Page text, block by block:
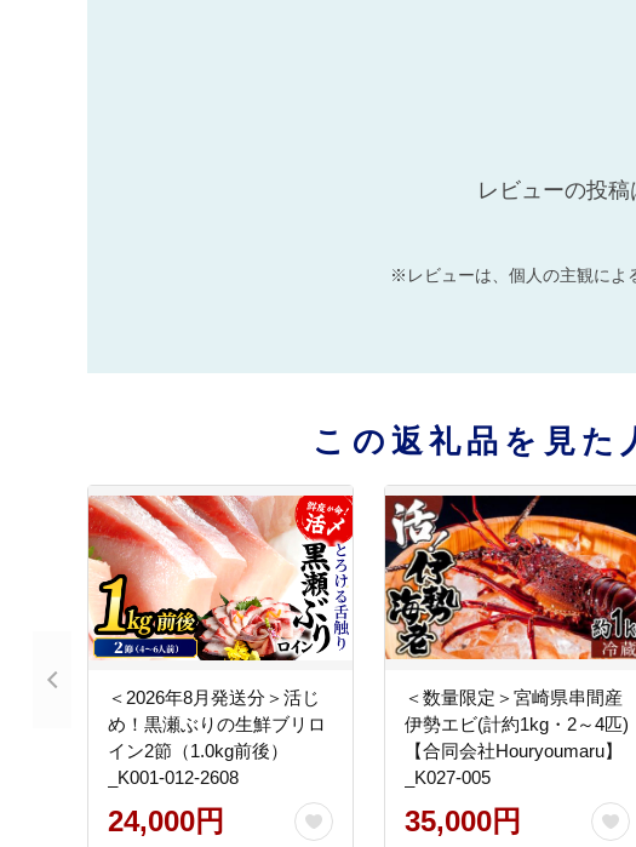
レビューの投
※レビューは、個人の主観によ
この返礼品を見た
＜2026年8月発送分＞活じ
め！黒瀬ぶりの生鮮ブリロ
イン2節（1.0kg前後）
_K001-012-2608
24,000円
＜数量限定＞宮崎県串間産
伊勢エビ(計約1kg・2～4匹)
【合同会社Houryoumaru】
_K027-005
35,000円